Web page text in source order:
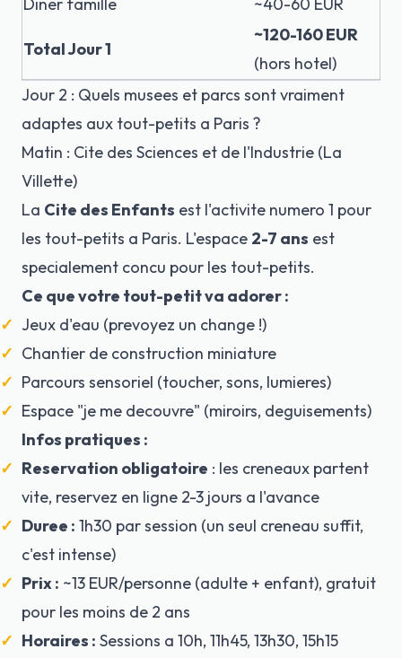
Diner famille ~40-60 EUR
Total Jour 1
~120-160 EUR
(hors hotel)
Jour 2 : Quels musees et parcs sont vraiment
adaptes aux tout-petits a Paris ?
Matin : Cite des Sciences et de l'Industrie (La
Villette)
La Cite des Enfants est l'activite numero 1 pour
les tout-petits a Paris. L'espace 2-7 ans est
specialement concu pour les tout-petits.
Ce que votre tout-petit va adorer :
Jeux d'eau (prevoyez un change !)
Chantier de construction miniature
Parcours sensoriel (toucher, sons, lumieres)
Espace "je me decouvre" (miroirs, deguisements)
Infos pratiques :
Reservation obligatoire : les creneaux partent
vite, reservez en ligne 2-3 jours a l'avance
Duree : 1h30 par session (un seul creneau suffit,
c'est intense)
Prix : ~13 EUR/personne (adulte + enfant), gratuit
pour les moins de 2 ans
Horaires : Sessions a 10h, 11h45, 13h30, 15h15